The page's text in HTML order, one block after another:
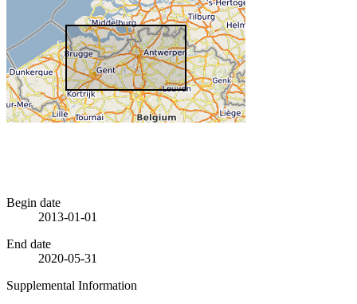
Begin date
2013-01-01
End date
2020-05-31
Supplemental Information